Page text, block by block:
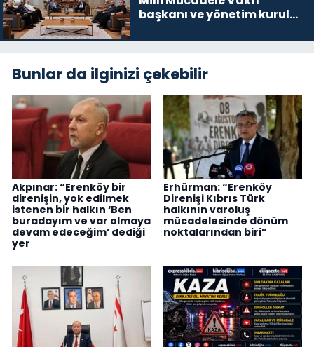
başkanı ve yönetim kurulu
Bunlar da ilginizi çekebilir
Akpınar: “Erenköy bir
direnişin, yok edilmek
istenen bir halkın ‘Ben
buradayım ve var olmaya
devam edeceğim’ dediği
yer
Erhürman: “Erenköy
Direnişi Kıbrıs Türk
halkının varoluş
mücadelesinde dönüm
noktalarından biri”